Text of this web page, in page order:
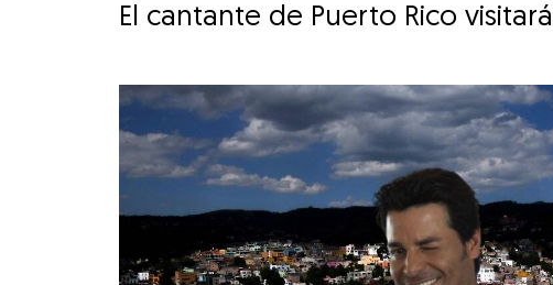
El cantante de Puerto Rico